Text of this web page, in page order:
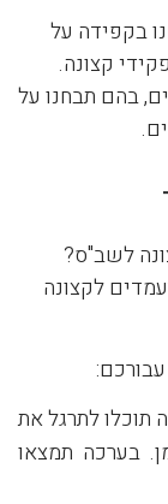
בקפידה על
קצונה.
בהם תבחנו על
לשב"ס?
לקצונה
תוכלו לתרגל את
בערכה תמצאו